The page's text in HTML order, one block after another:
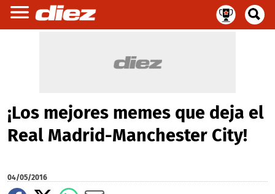
¡Los mejores memes que deja el
Real Madrid-Manchester City!
04/05/2016